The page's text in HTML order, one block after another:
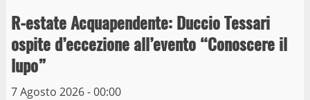
R-estate Acquapendente: Duccio Tessari
ospite d’eccezione all’evento “Conoscere il
lupo”
7 Agosto 2026 - 00:00
4
Prorogata la mostra dei bozzetti di
Museo dei Portici